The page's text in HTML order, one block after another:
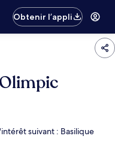
Obtenir l’appli
suivant : Basilique